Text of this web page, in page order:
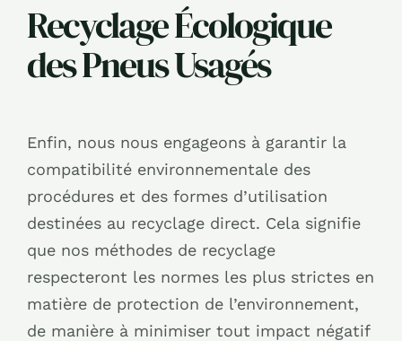
Recyclage Écologique
des Pneus Usagés
Enfin, nous nous engageons à garantir la
compatibilité environnementale des
procédures et des formes d’utilisation
destinées au recyclage direct. Cela signifie
que nos méthodes de recyclage
respecteront les normes les plus strictes en
matière de protection de l’environnement,
de manière à minimiser tout impact négatif